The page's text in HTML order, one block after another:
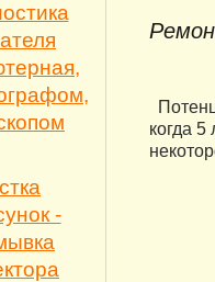
-
когда